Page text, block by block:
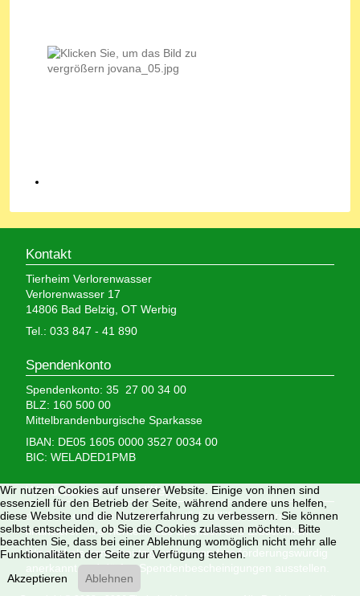
Kontakt
Tierheim Verlorenwasser
Verlorenwasser 17
14806 Bad Belzig, OT Werbig
Tel.: 033 847 - 41 890
Spendenkonto
Spendenkonto: 35 27 00 34 00
BLZ: 160 500 00
Mittelbrandenburgische Sparkasse
IBAN: DE05 1605 0000 3527 0034 00
BIC: WELADED1PMB
Wir brauchen Ihre Hilfe,
denn wir erhalten keinerlei staatliche Hilfe, sondern
finanzieren das Tierheim aus Spenden und Erbschaften.
Wir sind als gemeinnützig und besonders förderungswürdig
anerkannt und dürfen Spendenbescheinigungen ausstellen.
Wir nutzen Cookies auf unserer Website. Einige von ihnen sind
essenziell für den Betrieb der Seite, während andere uns helfen,
diese Website und die Nutzererfahrung zu verbessern. Sie können
selbst entscheiden, ob Sie die Cookies zulassen möchten. Bitte
beachten Sie, dass bei einer Ablehnung womöglich nicht mehr alle
Funktionalitäten der Seite zur Verfügung stehen.
Akzeptieren
Ablehnen